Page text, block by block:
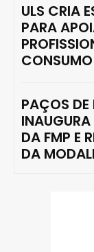
ULS CRIA
PARA
PAÇOS DE
DA FMP E
DA